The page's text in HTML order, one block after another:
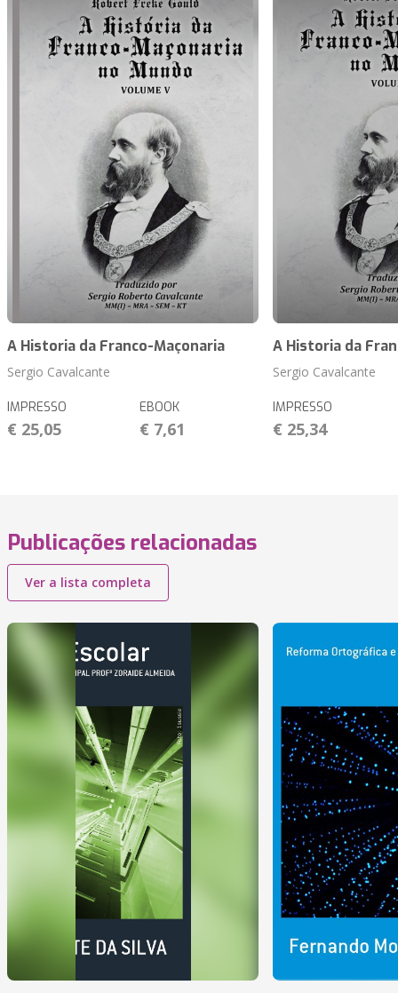
A Historia da Franco-Maçonaria
Sergio Cavalcante
IMPRESSO
€ 25,05
EBOOK
€ 7,61
A Historia da
Sergio Cavalcante
IMPRESSO
€ 25,34
Publicações relacionadas
Ver a lista completa